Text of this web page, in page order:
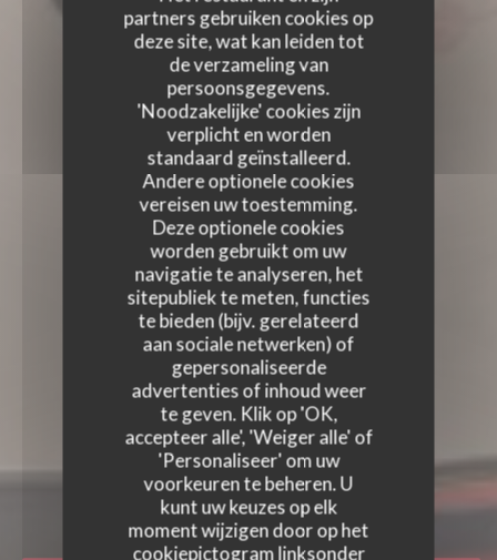
partners gebruiken cookies op
deze site, wat kan leiden tot
de verzameling van
persoonsgegevens.
'Noodzakelijke' cookies zijn
verplicht en worden
standaard geïnstalleerd.
Andere optionele cookies
vereisen uw toestemming.
Deze optionele cookies
worden gebruikt om uw
navigatie te analyseren, het
sitepubliek te meten, functies
te bieden (bijv. gerelateerd
aan sociale netwerken) of
gepersonaliseerde
advertenties of inhoud weer
te geven. Klik op 'OK,
accepteer alle', 'Weiger alle' of
'Personaliseer' om uw
voorkeuren te beheren. U
kunt uw keuzes op elk
moment wijzigen door op het
cookiepictogram linksonder
MAMAMA BISTRO
CUISINE AUTHENTIQUE ET BISTROT
MODERNE|STRASBOURG